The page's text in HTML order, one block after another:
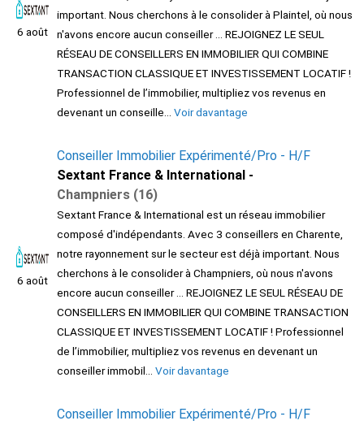
6 août
important. Nous cherchons à le consolider à Plaintel, où nous
n'avons encore aucun conseiller ... REJOIGNEZ LE SEUL
RÉSEAU DE CONSEILLERS EN IMMOBILIER QUI COMBINE
TRANSACTION CLASSIQUE ET INVESTISSEMENT LOCATIF !
Professionnel de l’immobilier, multipliez vos revenus en
devenant un conseille... Voir davantage
6 août
Conseiller Immobilier Expérimenté/Pro - H/F
Sextant France & International -
Champniers (16)
Sextant France & International est un réseau immobilier
composé d'indépendants. Avec 3 conseillers en Charente,
notre rayonnement sur le secteur est déjà important. Nous
cherchons à le consolider à Champniers, où nous n'avons
encore aucun conseiller ... REJOIGNEZ LE SEUL RÉSEAU DE
CONSEILLERS EN IMMOBILIER QUI COMBINE TRANSACTION
CLASSIQUE ET INVESTISSEMENT LOCATIF ! Professionnel
de l’immobilier, multipliez vos revenus en devenant un
conseiller immobil... Voir davantage
Conseiller Immobilier Expérimenté/Pro - H/F